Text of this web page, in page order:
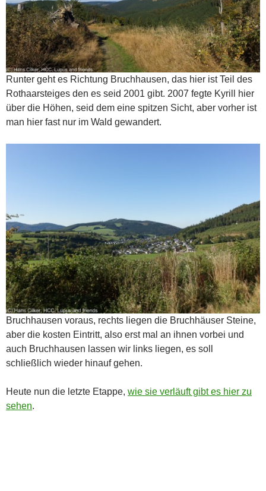
Runter geht es Richtung Bruchhausen, das hier ist Teil des
Rothaarsteiges den es seid 2001 gibt. 2007 fegte Kyrill hier
über die Höhen, seid dem eine spitzen Sicht, aber vorher ist
man hier fast nur im Wald gewandert.
Bruchhausen voraus, rechts liegen die Bruchhäuser Steine,
aber die kosten Eintritt, also erst mal an ihnen vorbei und
auch Bruchhausen lassen wir links liegen, es soll
schließlich wieder hinauf gehen.
Heute nun die letzte Etappe, wie sie verläuft gibt es hier zu
sehen.